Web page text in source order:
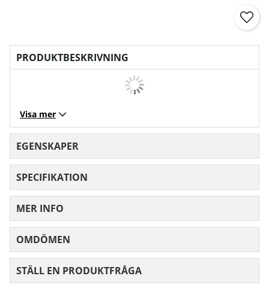
PRODUKTBESKRIVNING
Visa mer
EGENSKAPER
SPECIFIKATION
MER INFO
OMDÖMEN
STÄLL EN PRODUKTFRÅGA